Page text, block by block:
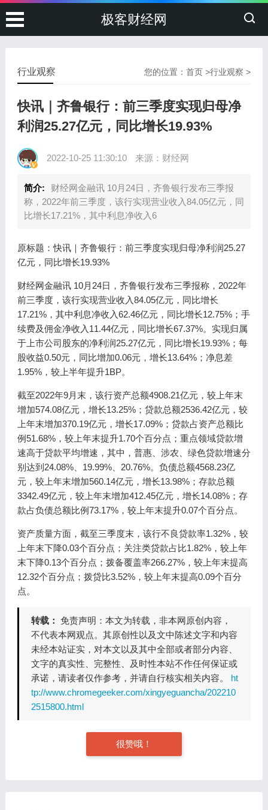
极客财经网
您的位置：首页 >行业观察 >
行业观察
快讯｜齐鲁银行：前三季度实现归母净
利润25.27亿元，同比增长19.93%
2022-10-25 11:30:10 来源：财经网
简介:
财经网金融讯 10月24日，齐鲁银行发布三季报
称，2022年前三季度，该行实现营业收入84.05亿元，同
比增长17.21%，其中利息净收入6
原标题：快讯｜齐鲁银行：前三季度实现归母净利润25.27
亿元，同比增长19.93%
财经网金融讯 10月24日，齐鲁银行发布三季报称，2022年
前三季度，该行实现营业收入84.05亿元，同比增长
17.21%，其中利息净收入62.46亿元，同比增长12.75%；手
续费及佣金净收入11.44亿元，同比增长67.37%。实现归属
于上市公司股东的净利润25.27亿元，同比增长19.93%；每
股收益0.50元，同比增加0.06元，增长13.64%；净息差
1.95%，较上半年提升1BP。
截至2022年9月末，该行资产总额4908.21亿元，较上年末
增加574.08亿元，增长13.25%；贷款总额2536.42亿元，较
上年末增加370.19亿元，增长17.09%；贷款占资产总额比
例51.68%，较上年末提升1.70个百分点；重点领域贷款增
速高于贷款平均增速，其中，普惠、涉农、绿色贷款增速分
别达到24.08%、19.99%、20.76%。负债总额4568.23亿
元，较上年末增加560.14亿元，增长13.98%；存款总额
3342.49亿元，较上年末增加412.45亿元，增长14.08%；存
款占负债总额比例73.17%，较上年末提升0.07个百分点。
资产质量方面，截至三季度末，该行不良贷款率1.32%，较
上年末下降0.03个百分点；关注类贷款占比1.82%，较上年
末下降0.13个百分点；拨备覆盖率266.27%，较上年末提高
12.32个百分点；拨贷比3.52%，较上年末提高0.09个百分
点。
转载： 免责声明：本文为转载，非本网原创内容，
不代表本网观点。其原创性以及文中陈述文字和内容
未经本站证实，对本文以及其中全部或者部分内容、
文字的真实性、完整性、及时性本站不作任何保证或
承诺，请读者仅作参考，并请自行核实相关内容。 ht
tp://www.chromegeeker.com/xingyeguancha/202210
2515800.html
很赞哦！